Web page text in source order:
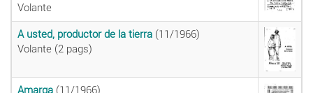
Volante
A usted, productor de la tierra (11/1966)
Volante (2 pags)
Amarga (11/1966)